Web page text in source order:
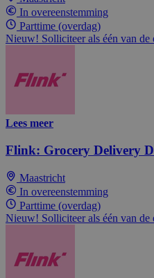
In overeenstemming
Parttime (overdag)
Nieuw! Solliciteer als één van de
Lees meer
Flink: Grocery Delivery
Maastricht
In overeenstemming
Parttime (overdag)
Nieuw! Solliciteer als één van de